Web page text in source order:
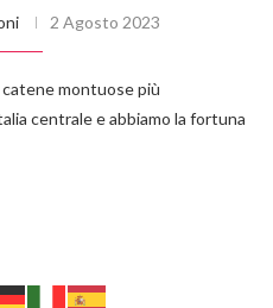
2 Agosto 2023
catene montuose più
centrale e abbiamo la fortuna